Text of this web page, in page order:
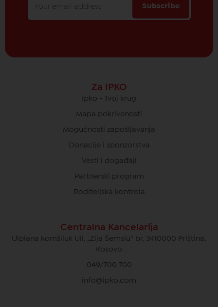
Subscribe
Za IPKO
Ipko - Tvoj krug
Mapa pokrivenosti
Mogućnosti zapošljavanja
Donacije i sponzorstva
Vesti i događaji
Partnerski program
Roditeljska kontrola
Centralna Kancelarija
Ulpiana komšiluk Uli. „Zija Šemsiu“ br. 3410000 Priština,
Kosovo
049/700 700
info@ipko.com